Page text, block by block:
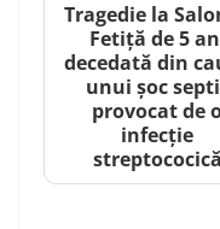
Tragedie la
Fetiță de 5
decedată din
unui șoc
provocat de
infecție
streptococică